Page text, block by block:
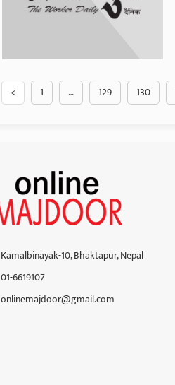
< 1 … 129 130
Kamalbinayak-10, Bhaktapur, Nepal
01-6619107
onlinemajdoor@gmail.com